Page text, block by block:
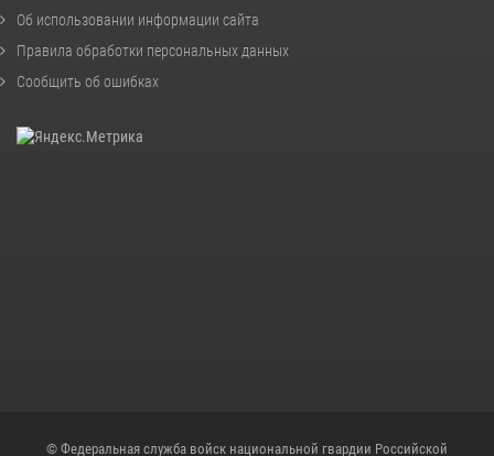
Об использовании информации сайта
Правила обработки персональных данных
Сообщить об ошибках
© Федеральная служба войск национальной гвардии Российской